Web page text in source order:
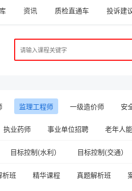
资讯 质检直通车 投诉建
监理工程师 一级造价师 安
执业药师 事业单位招聘 老年人
目标控制(水利） 目标控制(交通）
析班 精华课程 真题解析班